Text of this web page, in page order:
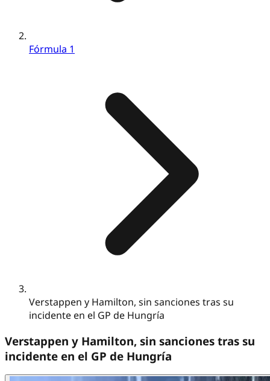
Fórmula 1
Verstappen y Hamilton, sin sanciones tras su
incidente en el GP de Hungría
Verstappen y Hamilton, sin sanciones tras su
incidente en el GP de Hungría